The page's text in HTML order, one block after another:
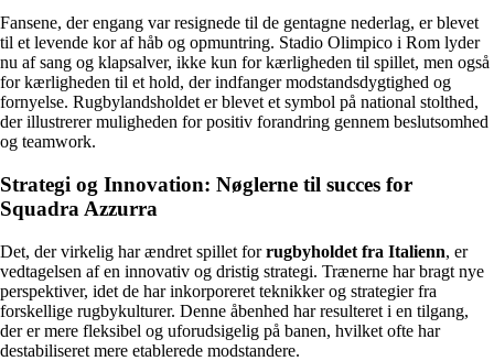
Fansene, der engang var resignede til de gentagne nederlag, er blevet
til et levende kor af håb og opmuntring. Stadio Olimpico i Rom lyder
nu af sang og klapsalver, ikke kun for kærligheden til spillet, men også
for kærligheden til et hold, der indfanger modstandsdygtighed og
fornyelse. Rugbylandsholdet er blevet et symbol på national stolthed,
der illustrerer muligheden for positiv forandring gennem beslutsomhed
og teamwork.
Strategi og Innovation: Nøglerne til succes for
Squadra Azzurra
Det, der virkelig har ændret spillet forrugbyholdet fra Italienn, er
vedtagelsen af en innovativ og dristig strategi. Trænerne har bragt nye
perspektiver, idet de har inkorporeret teknikker og strategier fra
forskellige rugbykulturer. Denne åbenhed har resulteret i en tilgang,
der er mere fleksibel og uforudsigelig på banen, hvilket ofte har
destabiliseret mere etablerede modstandere.